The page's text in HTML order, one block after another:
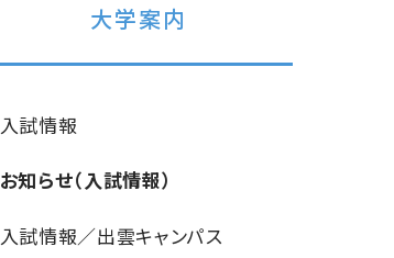
大学案内
入試情報
お知らせ（入試情報）
入試情報／出雲キャンパス